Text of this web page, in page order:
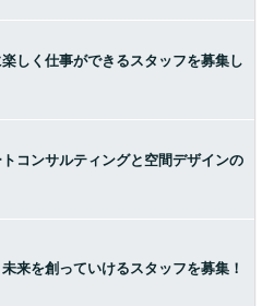
しく仕事ができるスタッフを募集し
コンサルティングと空間デザインの
来を創っていけるスタッフを募集！